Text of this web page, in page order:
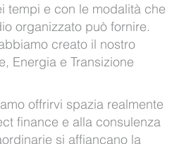
tempi e con le modalità che
organizzato può fornire.
creato il nostro
Energia e Transizione
offrirvi spazia realmente
finance e alla consulenza
si affiancano la